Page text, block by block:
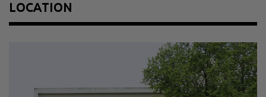
LOCATION